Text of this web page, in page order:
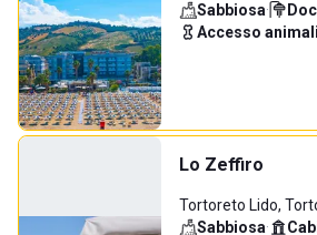
Sabbiosa·
Accesso animali
Lo Zeffiro
Tortoreto Lido,
Sabbiosa·